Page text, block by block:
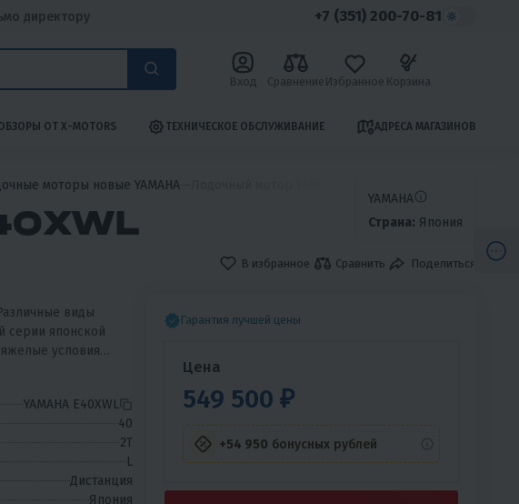
директору +7 (351) 200-70-81
Вход Сравнение Избранное Корзина
ОТ X-MOTORS ТЕХНИЧЕСКОЕ ОБСЛУЖИВАНИЕ АДРЕСА МАГАЗИНОВ
моторы новые YAMAHA
YAMAHA
Страна: Япония
В избранное Сравнить Поделиться
серии японской
условия
конструкции
YAMAHA E40XWL
40
2T
L
Дистанция
Япония
Гарантия лучшей цены
Цена
549 500 ₽
+54 950 бонусных рублей